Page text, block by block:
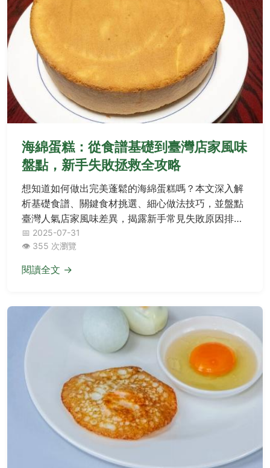
海綿蛋糕：從食譜基礎到臺灣店家風味
盤點，新手失敗拯救全攻略
想知道如何做出完美蓬鬆的海綿蛋糕嗎？本文深入解
析基礎食譜、關鍵食材挑選、細心做法技巧，並盤點
臺灣人氣店家風味差異，揭露新手常見失敗原因排行
榜及拯救指南，探討糖量實驗對蛋糕的影響，最後提
供Q&A解答所有疑問，助你一次成功掌握精髓！
📅 2025-07-31
👁️ 355 次瀏覽
閱讀全文 →